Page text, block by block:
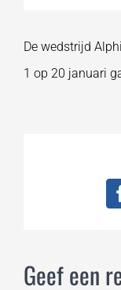
De wedstrijd
1 op 20 januari
Geef een